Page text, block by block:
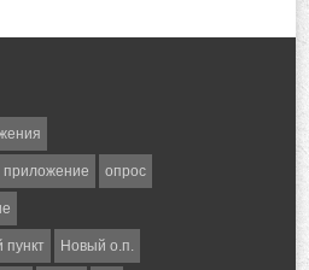
приложение опрос
пункт Новый о.п.